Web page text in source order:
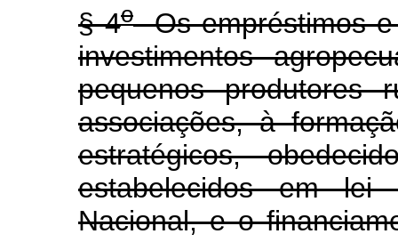
§ 4oOs empréstimos e
investimentos
pequenos produtores
associações, à
estratégicos,
estabelecidos em lei
Nacional, e o